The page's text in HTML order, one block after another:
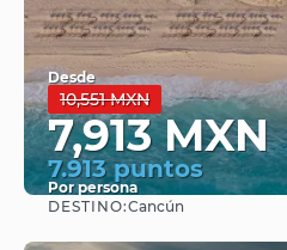
Desde
10,551 MXN
7,913 MXN
7.913 puntos
Por persona
DESTINO:Cancún